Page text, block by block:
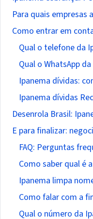
Para quais empresas
Como entrar em
Qual o telefone da
Qual o WhatsApp
Ipanema dívidas:
Ipanema dívidas
Desenrola Brasil:
E para finalizar:
FAQ: Perguntas
Como saber qual é
Ipanema limpa
Como falar com a
Qual o número da